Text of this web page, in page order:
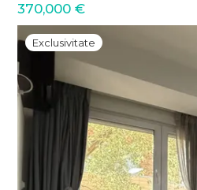
370,000 €
Exclusivitate